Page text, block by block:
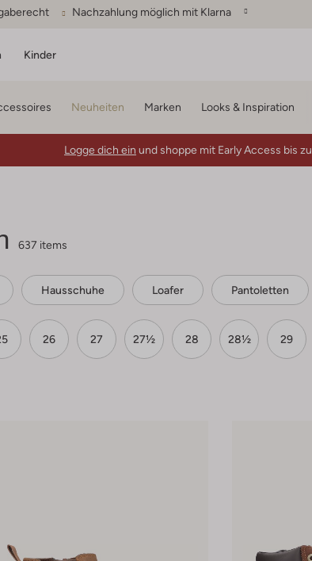
Nachzahlung möglich mit Klarna
Kinder
Neuheiten Marken Looks & Inspiration
Logge dich ein und shoppe mit Early Access bis zu
637 items
Hausschuhe Loafer Pantoletten
26 27 27½ 28 28½ 29